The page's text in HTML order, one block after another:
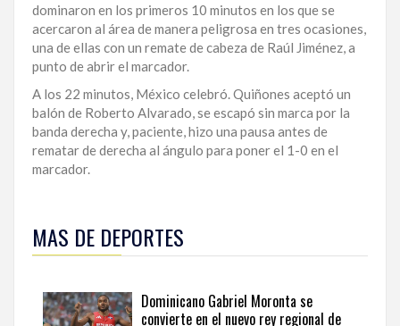
LA
ALTAGRACIA
PUERTO
PLATA
CONTÁCTENOS
dominaron en los primeros 10 minutos en los que se
acercaron al área de manera peligrosa en tres ocasiones,
una de ellas con un remate de cabeza de Raúl Jiménez, a
punto de abrir el marcador.
A los 22 minutos, México celebró. Quiñones aceptó un
balón de Roberto Alvarado, se escapó sin marca por la
banda derecha y, paciente, hizo una pausa antes de
rematar de derecha al ángulo para poner el 1-0 en el
marcador.
día
con
principales
competiciones
MAS DE DEPORTES
Dominicano Gabriel Moronta se
convierte en el nuevo rey regional de